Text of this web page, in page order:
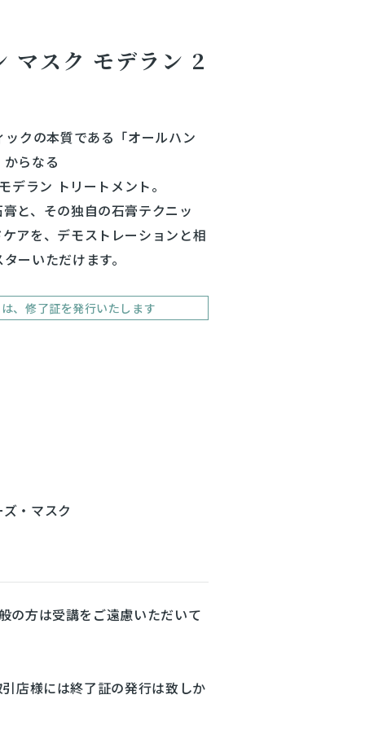
マスク モデラン 2
クの本質である「オールハン
らなる
デラン トリートメント。
と、その独自の石膏テクニッ
アを、デモストレーションと相
ーいただけます。
、修了証を発行いたします
・マスク
の方は受講をご遠慮いただいて
店様には終了証の発行は致しか